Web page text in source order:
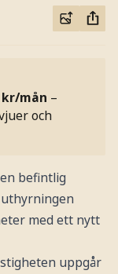
mån –
och
befintlig
med ett nytt
uppgår